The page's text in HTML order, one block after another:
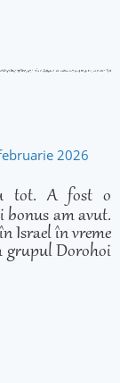
2026
tot. A fost o
bonus am avut.
Israel în vreme
grupul Dorohoi